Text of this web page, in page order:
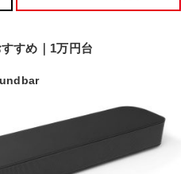
すめ｜1万円台